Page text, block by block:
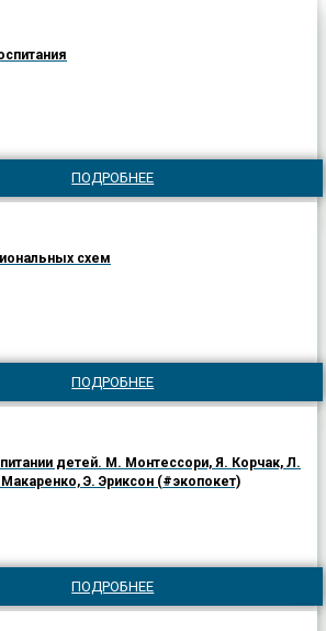
ПОДРОБНЕЕ
схем
ПОДРОБНЕЕ
детей. М. Монтессори, Я. Корчак, Л.
Выготский, А. Макаренко, Э. Эриксон (#экопокет)
ПОДРОБНЕЕ